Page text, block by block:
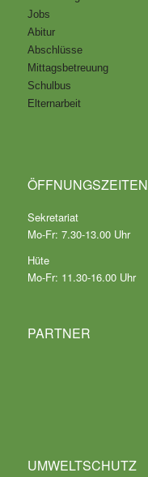
Jobs
Abitur
Abschlüsse
Mittagsbetreuung
Schulbus
Elternarbeit
ÖFFNUNGSZEITEN
Sekretariat
Mo-Fr: 7.30-13.00 Uhr
Hüte
Mo-Fr: 11.30-16.00 Uhr
PARTNER
UMWELTSCHUTZ